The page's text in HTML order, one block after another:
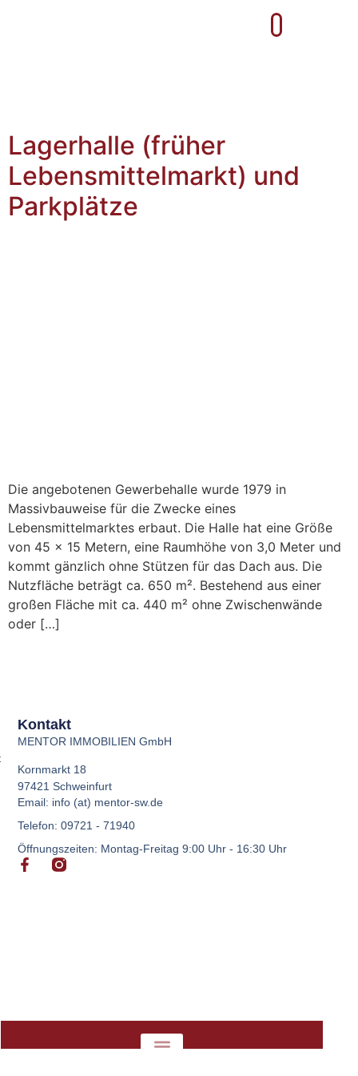
Lagerhalle (früher
Lebensmittelmarkt) und
Parkplätze
Die angebotenen Gewerbehalle wurde 1979 in
Massivbauweise für die Zwecke eines
Lebensmittelmarktes erbaut. Die Halle hat eine Größe
von 45 x 15 Metern, eine Raumhöhe von 3,0 Meter und
kommt gänzlich ohne Stützen für das Dach aus. Die
Nutzfläche beträgt ca. 650 m². Bestehend aus einer
großen Fläche mit ca. 440 m² ohne Zwischenwände
oder […]
Kontakt
MENTOR IMMOBILIEN GmbH
Kornmarkt 18
97421 Schweinfurt
Email: info (at) mentor-sw.de
Telefon: 09721 - 71940
Öffnungszeiten: Montag-Freitag 9:00 Uhr - 16:30 Uhr